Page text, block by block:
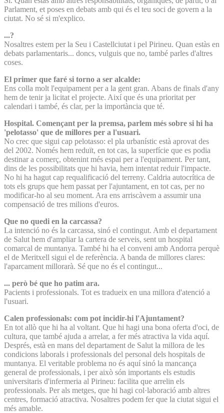
Parlament, et poses en debats amb qui és el teu soci de govern a la
ciutat. No sé si m'explico.
...?
Nosaltres estem per la Seu i Castellciutat i pel Pirineu. Quan estàs en
debats parlamentaris... doncs, vulguis que no, també parles d'altres
coses.
El primer que faré si torno a ser alcalde:
Ens colla molt l'equipament per a la gent gran. Abans de finals d'any
hem de tenir ja licitat el projecte. Així que és una prioritat per
calendari i també, és clar, per la importància que té.
Hospital. Començant per la premsa, parlem més sobre si hi ha
'pelotasso' que de millores per a l'usuari.
No crec que sigui cap pelotasso: el pla urbanístic està aprovat des
del 2002. Només hem reduït, en tot cas, la superfície que es podia
destinar a comerç, obtenint més espai per a l'equipament. Per tant,
dins de les possibilitats que hi havia, hem intentat reduir l'impacte.
No hi ha hagut cap requalificació del terreny. Caldria autocrítica de
tots els grups que hem passat per l'ajuntament, en tot cas, per no
modificar-ho al seu moment. Ara ens arriscàvem a assumir una
compensació de tres milions d'euros.
Que no quedi en la carcassa?
La intenció no és la carcassa, sinó el contingut. Amb el departament
de Salut hem d'ampliar la cartera de serveis, sent un hospital
comarcal de muntanya. També hi ha el conveni amb Andorra perquè
el de Meritxell sigui el de referència. A banda de millores clares:
l'aparcament millorarà. Sé que no és el contingut...
... però bé que ho patim ara.
Pacients i professionals. Tot es tradueix en una millora d'atenció a
l'usuari.
Calen professionals: com pot incidir-hi l'Ajuntament?
En tot allò que hi ha al voltant. Que hi hagi una bona oferta d'oci, de
cultura, que també ajuda a arrelar, a fer més atractiva la vida aquí.
Després, està en mans del departament de Salut la millora de les
condicions laborals i professionals del personal dels hospitals de
muntanya. El veritable problema no és aquí sinó la mancança
general de professionals, i per això són importants els estudis
universitaris d'infermeria al Pirineu: facilita que arrelin els
professionals. Per als metges, que hi hagi col·laboració amb altres
centres, formació atractiva. Nosaltres podem fer que la ciutat sigui el
més amable.